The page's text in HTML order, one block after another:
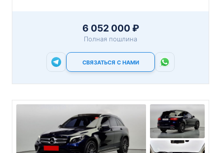
6 052 000 ₽
Полная пошлина
СВЯЗАТЬСЯ С НАМИ